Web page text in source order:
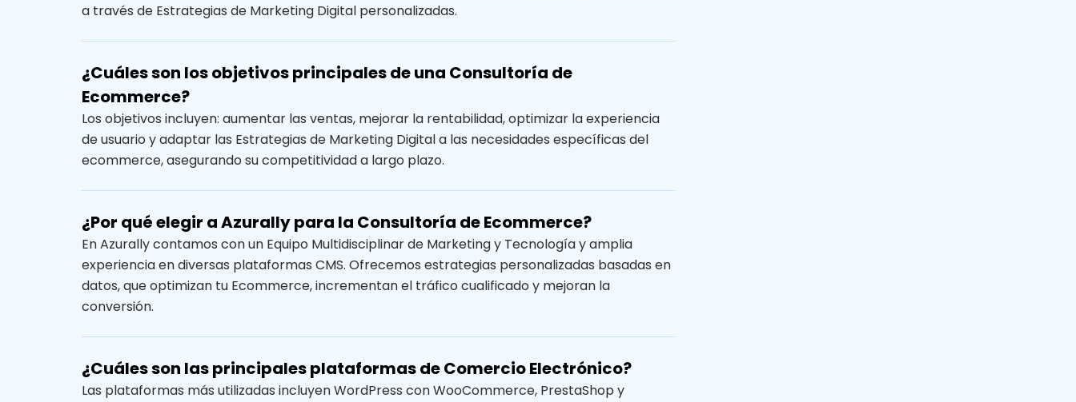
a través de Estrategias de Marketing Digital personalizadas.
¿Cuáles son los objetivos principales de una Consultoría de
Ecommerce?
Los objetivos incluyen: aumentar las ventas, mejorar la rentabilidad, optimizar la experiencia
de usuario y adaptar las Estrategias de Marketing Digital a las necesidades específicas del
ecommerce, asegurando su competitividad a largo plazo.
¿Por qué elegir a Azurally para la Consultoría de Ecommerce?
En Azurally contamos con un Equipo Multidisciplinar de Marketing y Tecnología y amplia
experiencia en diversas plataformas CMS. Ofrecemos estrategias personalizadas basadas en
datos, que optimizan tu Ecommerce, incrementan el tráfico cualificado y mejoran la
conversión.
¿Cuáles son las principales plataformas de Comercio Electrónico?
Las plataformas más utilizadas incluyen WordPress con WooCommerce, PrestaShop y